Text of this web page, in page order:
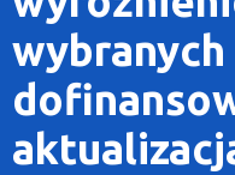
wybranych